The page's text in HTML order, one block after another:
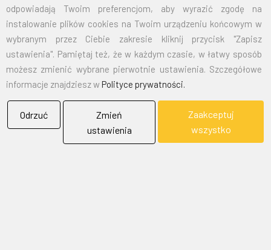
odpowiadają Twoim preferencjom, aby wyrazić zgodę na
instalowanie plików cookies na Twoim urządzeniu końcowym w
wybranym przez Ciebie zakresie kliknij przycisk "Zapisz
ustawienia". Pamiętaj też, że w każdym czasie, w łatwy sposób
możesz zmienić wybrane pierwotnie ustawienia. Szczegółowe
informacje znajdziesz wPolityce prywatności.
Odrzuć
Zmień
ustawienia
Zaakceptuj
wszystko
jest firmą plasującą swoją działalność w segmencie rynku
zajmowanym przez usługi reklamowe i promocyjne.
SKONTAKTUJ SIĘ Z NAMI
Adres: 43-300 Bielsko-Biała ul. gen. St. Maczka 9
biuro@bielflag.pl